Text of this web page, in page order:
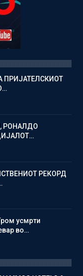
ПРИЈАТЕЛСКИОТ
РОНАЛДО
РЕКОРД
усмрти
во…